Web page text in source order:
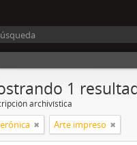
1
archivística
Arte impreso